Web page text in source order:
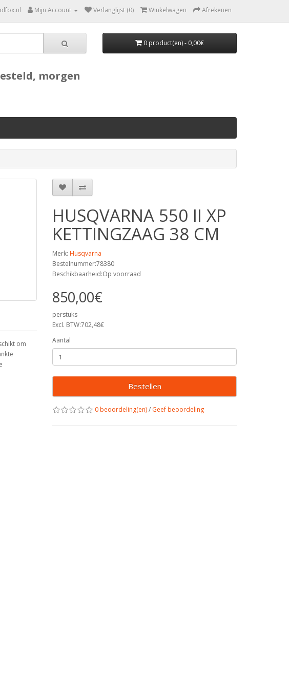
Mijn Account Verlanglijst (0) Winkelwagen Afrekenen
morgen
0 product(en) - 0,00€
om
HUSQVARNA 550 II XP
KETTINGZAAG 38 CM
Merk: Husqvarna
Bestelnummer:78380
Beschikbaarheid:Op voorraad
850,00€
perstuks
Excl. BTW:702,48€
Aantal
Bestellen
0 beoordeling(en)/ Geef beoordeling